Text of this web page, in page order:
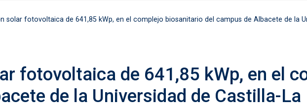
solar fotovoltaica de 641,85 kWp, en el complejo biosanitario del campus de Albacete de la
fotovoltaica de 641,85 kWp, en el
de la Universidad de Castilla-